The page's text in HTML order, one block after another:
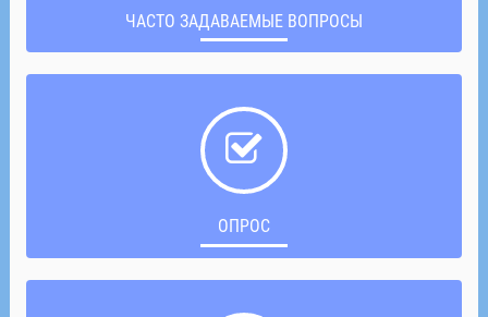
ЧАСТО ЗАДАВАЕМЫЕ ВОПРОСЫ
ОПРОС